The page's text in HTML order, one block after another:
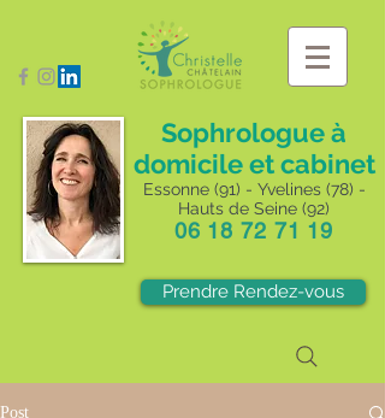
Sophrologue à
domicile et cabinet
Essonne (91) - Yvelines (78) -
Hauts de Seine (92)
06 18 72 71 19
Prendre Rendez-vous
Post